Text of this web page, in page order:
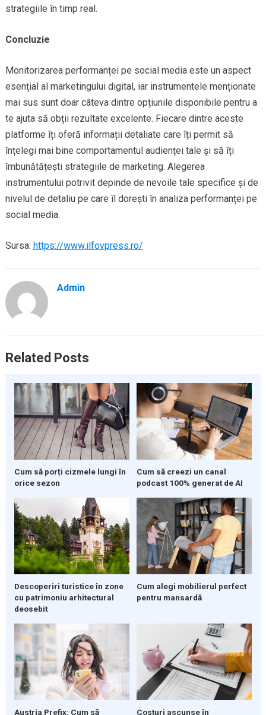
strategiile în timp real.
Concluzie
Monitorizarea performanței pe social media este un aspect
esențial al marketingului digital, iar instrumentele menționate
mai sus sunt doar câteva dintre opțiunile disponibile pentru a
te ajuta să obții rezultate excelente. Fiecare dintre aceste
platforme îți oferă informații detaliate care îți permit să
înțelegi mai bine comportamentul audienței tale și să îți
îmbunătățești strategiile de marketing. Alegerea
instrumentului potrivit depinde de nevoile tale specifice și de
nivelul de detaliu pe care îl dorești în analiza performanței pe
social media.
Sursa: https://www.ilfovpress.ro/
Admin
Related Posts
Cum să porți cizmele lungi în
orice sezon
Cum să creezi un canal
podcast 100% generat de AI
Descoperiri turistice în zone
cu patrimoniu arhitectural
deosebit
Cum alegi mobilierul perfect
pentru mansardă
Austria Prefix: Cum să
Costuri ascunse în